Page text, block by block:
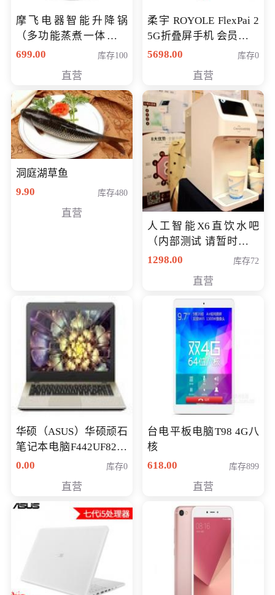
摩飞电器智能升降锅
（多功能蒸煮一体锅）
（智能升降养生锅） 会
699.00 库存100
直营
柔宇 ROYOLE FlexPai 2
5G折叠屏手机 会员专享
购买价格 4998元
5698.00 库存0
直营
洞庭湖草鱼
9.90
库存480
直营
人工智能X6直饮水吧
（内部测试 请暂时不要
购买）
1298.00 库存72
直营
华硕（ASUS）华硕顽石
笔记本电脑F442UF8250
八代独显轻薄办公商务
0.00 库存0
直营
台电平板电脑T98 4G八
核
618.00
库存899
直营